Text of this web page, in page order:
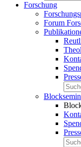
Forschung
Forum